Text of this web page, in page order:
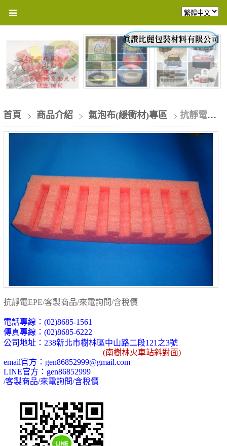
首頁 商品介紹 氣泡布(緩衝材)專區 抗靜電EPE/客製商品/來電詢問/含稅價
抗靜電EPE/客製商品/來電詢問/含稅價
電話專線： (02)8685-1561
傳真專線： (02)8685-6222
公司地址： 238新北市樹林區中山路二段121 之3號
(南樹林火車站斜對面)
email官方： gen86852999@gmail.com
LINE官方： gen86852999
/客製商品/來電詢問/含稅價